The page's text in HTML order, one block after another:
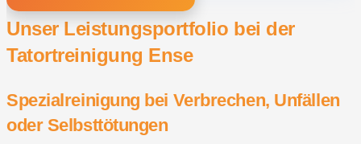
Unser Leistungsportfolio bei der
Tatortreinigung Ense
Spezialreinigung bei Verbrechen, Unfällen
oder Selbsttötungen